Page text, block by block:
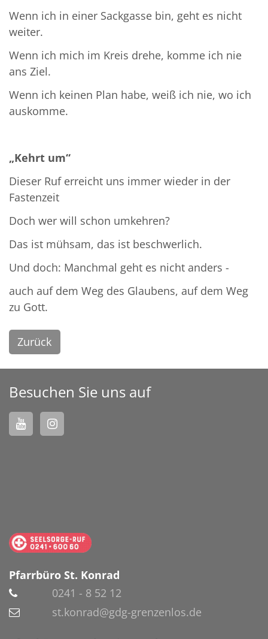
Wenn ich in einer Sackgasse bin, geht es nicht
weiter.
Wenn ich mich im Kreis drehe, komme ich nie
ans Ziel.
Wenn ich keinen Plan habe, weiß ich nie, wo ich
auskomme.
„Kehrt um“
Dieser Ruf erreicht uns immer wieder in der
Fastenzeit
Doch wer will schon umkehren?
Das ist mühsam, das ist beschwerlich.
Und doch: Manchmal geht es nicht anders -
auch auf dem Weg des Glaubens, auf dem Weg
zu Gott.
Zurück
Besuchen Sie uns auf
Pfarrbüro St. Konrad
0241 - 8 52 12
st.konrad@gdg-grenzenlos.de